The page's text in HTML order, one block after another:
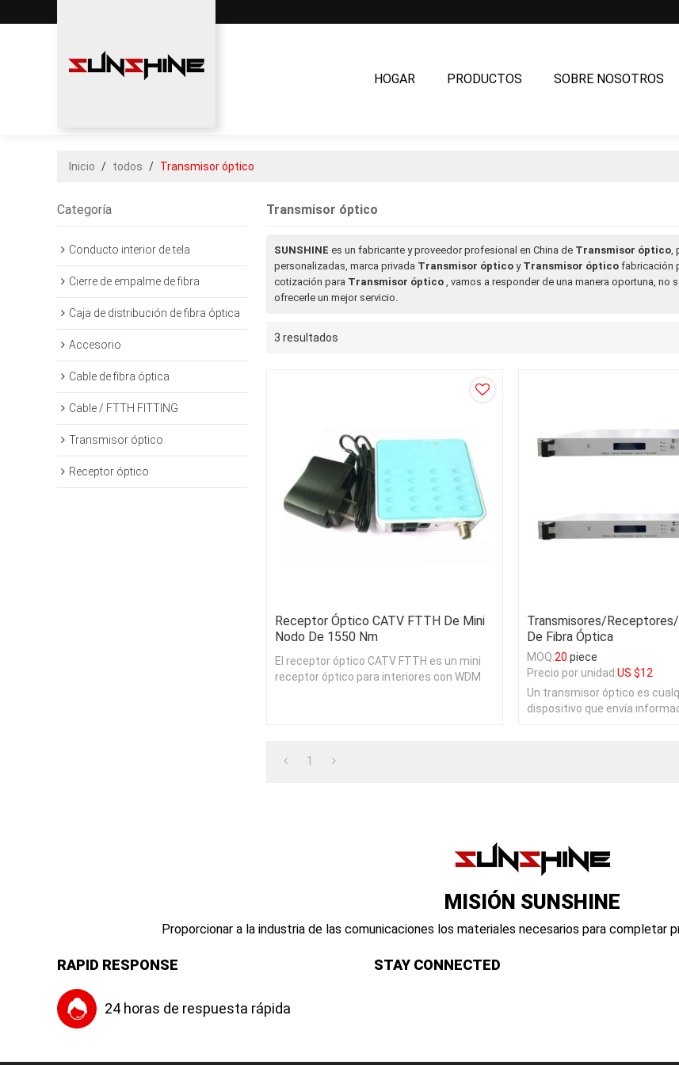
HOGAR PRODUCTOS SOBRE NOSOTROS
Inicio / todos / Transmisor óptico
Categoría
Conducto interior de tela
Cierre de empalme de fibra
Caja de distribución de fibra óptica
Accesorio
Cable de fibra óptica
Cable / FTTH FITTING
Transmisor óptico
Receptor óptico
Transmisor óptico
SUNSHINE es un fabricante y proveedor profesional en China de Transmisor óptico,
personalizadas, marca privada Transmisor óptico y Transmisor óptico fabricación
cotización para Transmisor óptico , vamos a responder de una manera oportuna, no
ofrecerle un mejor servicio.
3 resultados
Receptor Óptico CATV FTTH De Mini
Nodo De 1550 Nm
El receptor óptico CATV FTTH es un mini
receptor óptico para interiores con WDM
Transmisores/
De Fibra Óptica
MOQ:20 piece
Precio por unidad:US $12
Un transmisor óptico es
dispositivo que envía
1
MISIÓN SUNSHINE
Proporcionar a la industria de las comunicaciones los materiales necesarios para completar
RAPID RESPONSE
24 horas de respuesta rápida
STAY CONNECTED